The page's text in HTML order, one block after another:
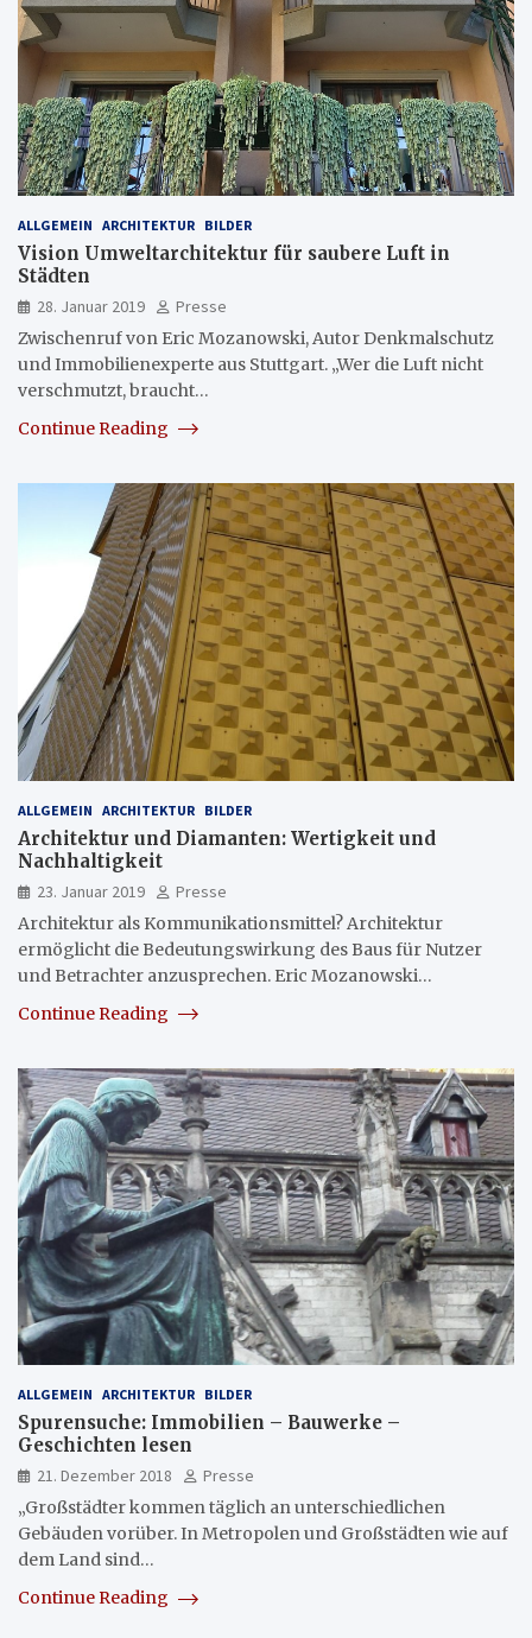
ALLGEMEIN ARCHITEKTUR BILDER
Vision Umweltarchitektur für saubere Luft in
Städten
28. Januar 2019
Presse
Zwischenruf von Eric Mozanowski, Autor Denkmalschutz
und Immobilienexperte aus Stuttgart. „Wer die Luft nicht
verschmutzt, braucht…
Continue Reading
ALLGEMEIN ARCHITEKTUR BILDER
Architektur und Diamanten: Wertigkeit und
Nachhaltigkeit
23. Januar 2019
Presse
Architektur als Kommunikationsmittel? Architektur
ermöglicht die Bedeutungswirkung des Baus für Nutzer
und Betrachter anzusprechen. Eric Mozanowski…
Continue Reading
ALLGEMEIN ARCHITEKTUR BILDER
Spurensuche: Immobilien – Bauwerke –
Geschichten lesen
21. Dezember 2018
Presse
„Großstädter kommen täglich an unterschiedlichen
Gebäuden vorüber. In Metropolen und Großstädten wie auf
dem Land sind…
Continue Reading